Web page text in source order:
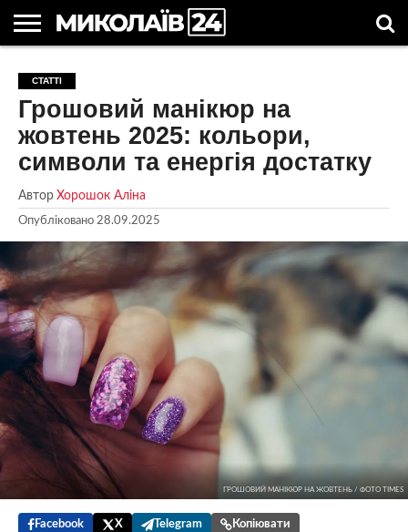
НОВИНИ
НОВИНИ
МИКОЛАЄВА
МИКОЛАЇВСЬКА
ОБЛАСТЬ
НОВИНИ
СПОРТУ
УКРАЇНА
ТА СВІТ
НОВИНИ
КОМПАНІЙ
АСТРОЛОГІЯ
СВЯТА
В
УКРАЇНІ
КОРИСНІ
СТАТТІ
СТАТТІ
Грошовий манікюр на
жовтень 2025: кольори,
символи та енергія достатку
Автор Хорошок Аліна
Опубліковано 28.09.2025
ГРОШОВИЙ МАНІКЮР НА ЖОВТЕНЬ / ФОТО TIMES
Facebook X Telegram Копіювати